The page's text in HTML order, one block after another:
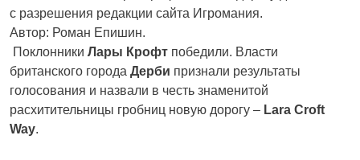
с разрешения редакции сайта Игромания.
Автор: Роман Епишин.
Поклонники Лары Крофт победили. Власти
британского города Дерби признали результаты
голосования и назвали в честь знаменитой
расхитительницы гробниц новую дорогу – Lara Croft
Way.